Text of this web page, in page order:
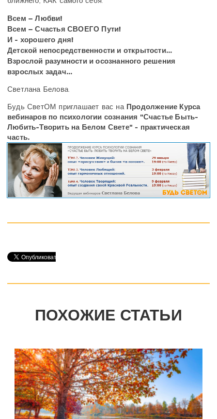
Всем – Любви!
Всем – Счастья СВОЕГО Пути!
И - хорошего дня!
Детской непосредственности и открытости...
Взрослой разумности и осознанного решения
взрослых задач...
Светлана Белова.
Будь СветОМ приглашает вас на Продолжение Курса
вебинаров по психологии сознания "Счастье Быть-
Любить-Творить на Белом Свете" - практическая
часть.
ПОХОЖИЕ СТАТЬИ